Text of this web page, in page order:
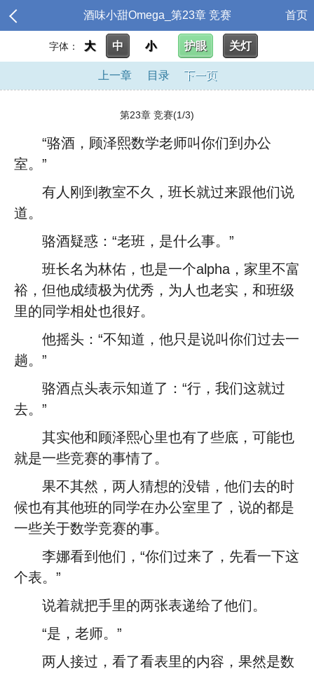
酒味小甜Omega_第23章 竞赛 首页
字体： 大 中 小 护眼 关灯
上一章 目录 下一页
第23章 竞赛(1/3)
“骆酒，顾泽熙数学老师叫你们到办公
室。”
有人刚到教室不久，班长就过来跟他们说
道。
骆酒疑惑：“老班，是什么事。”
班长名为林佑，也是一个alpha，家里不富
裕，但他成绩极为优秀，为人也老实，和班级
里的同学相处也很好。
他摇头：“不知道，他只是说叫你们过去一
趟。”
骆酒点头表示知道了：“行，我们这就过
去。”
其实他和顾泽熙心里也有了些底，可能也
就是一些竞赛的事情了。
果不其然，两人猜想的没错，他们去的时
候也有其他班的同学在办公室里了，说的都是
一些关于数学竞赛的事。
李娜看到他们，“你们过来了，先看一下这
个表。”
说着就把手里的两张表递给了他们。
“是，老师。”
两人接过，看了看表里的内容，果然是数